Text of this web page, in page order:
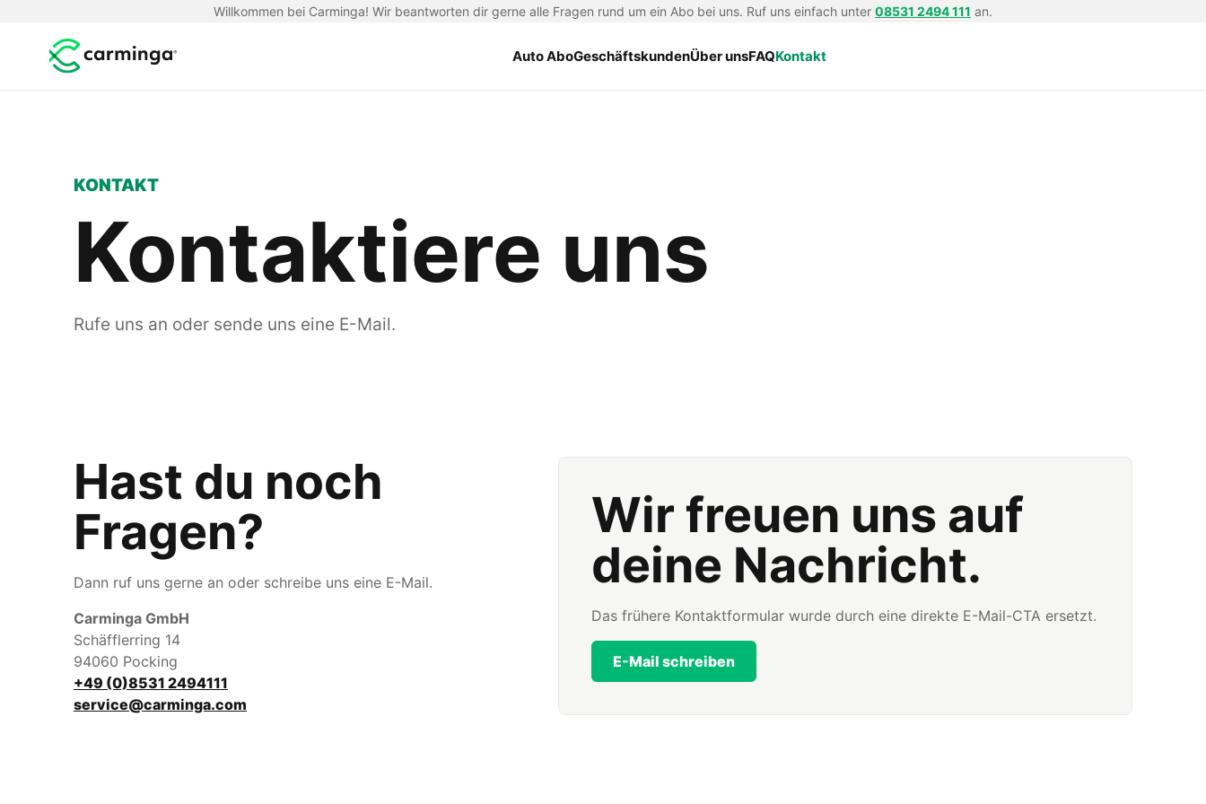
Willkommen bei Carminga! Wir beantworten dir gerne alle Fragen rund um ein Abo bei uns. Ruf uns einfach unter 08531 2494 111 an.
Auto AboGeschäftskundenÜber unsFAQKontakt
KONTAKT
Kontaktiere uns
Rufe uns an oder sende uns eine E-Mail.
Hast du noch
Fragen?
Dann ruf uns gerne an oder schreibe uns eine E-Mail.
Carminga GmbH
Schäfflerring 14
94060 Pocking
+49 (0)8531 2494111
service@carminga.com
Wir freuen uns auf
deine Nachricht.
Das frühere Kontaktformular wurde durch eine direkte E-Mail-CTA ersetzt.
E-Mail schreiben